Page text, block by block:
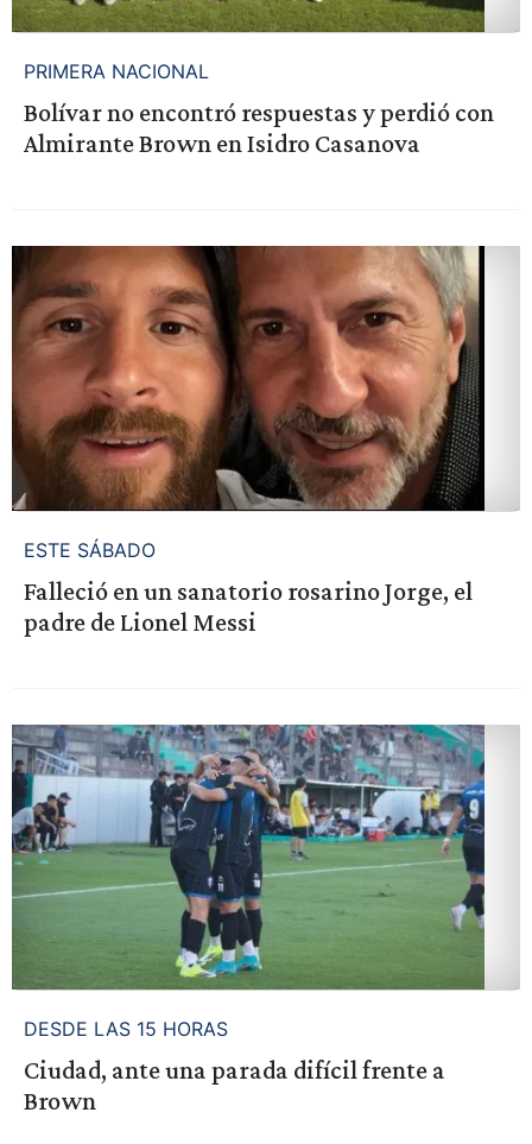
PRIMERA NACIONAL
Bolívar no encontró respuestas y perdió con
Almirante Brown en Isidro Casanova
ESTE SÁBADO
Falleció en un sanatorio rosarino Jorge, el
padre de Lionel Messi
DESDE LAS 15 HORAS
Ciudad, ante una parada difícil frente a
Brown